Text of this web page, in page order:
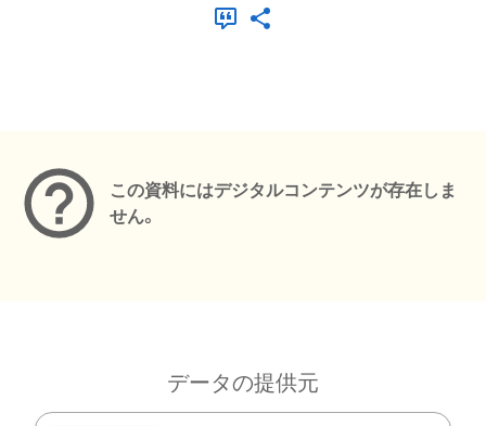
この資料にはデジタルコンテンツが存在しま
せん。
データの提供元